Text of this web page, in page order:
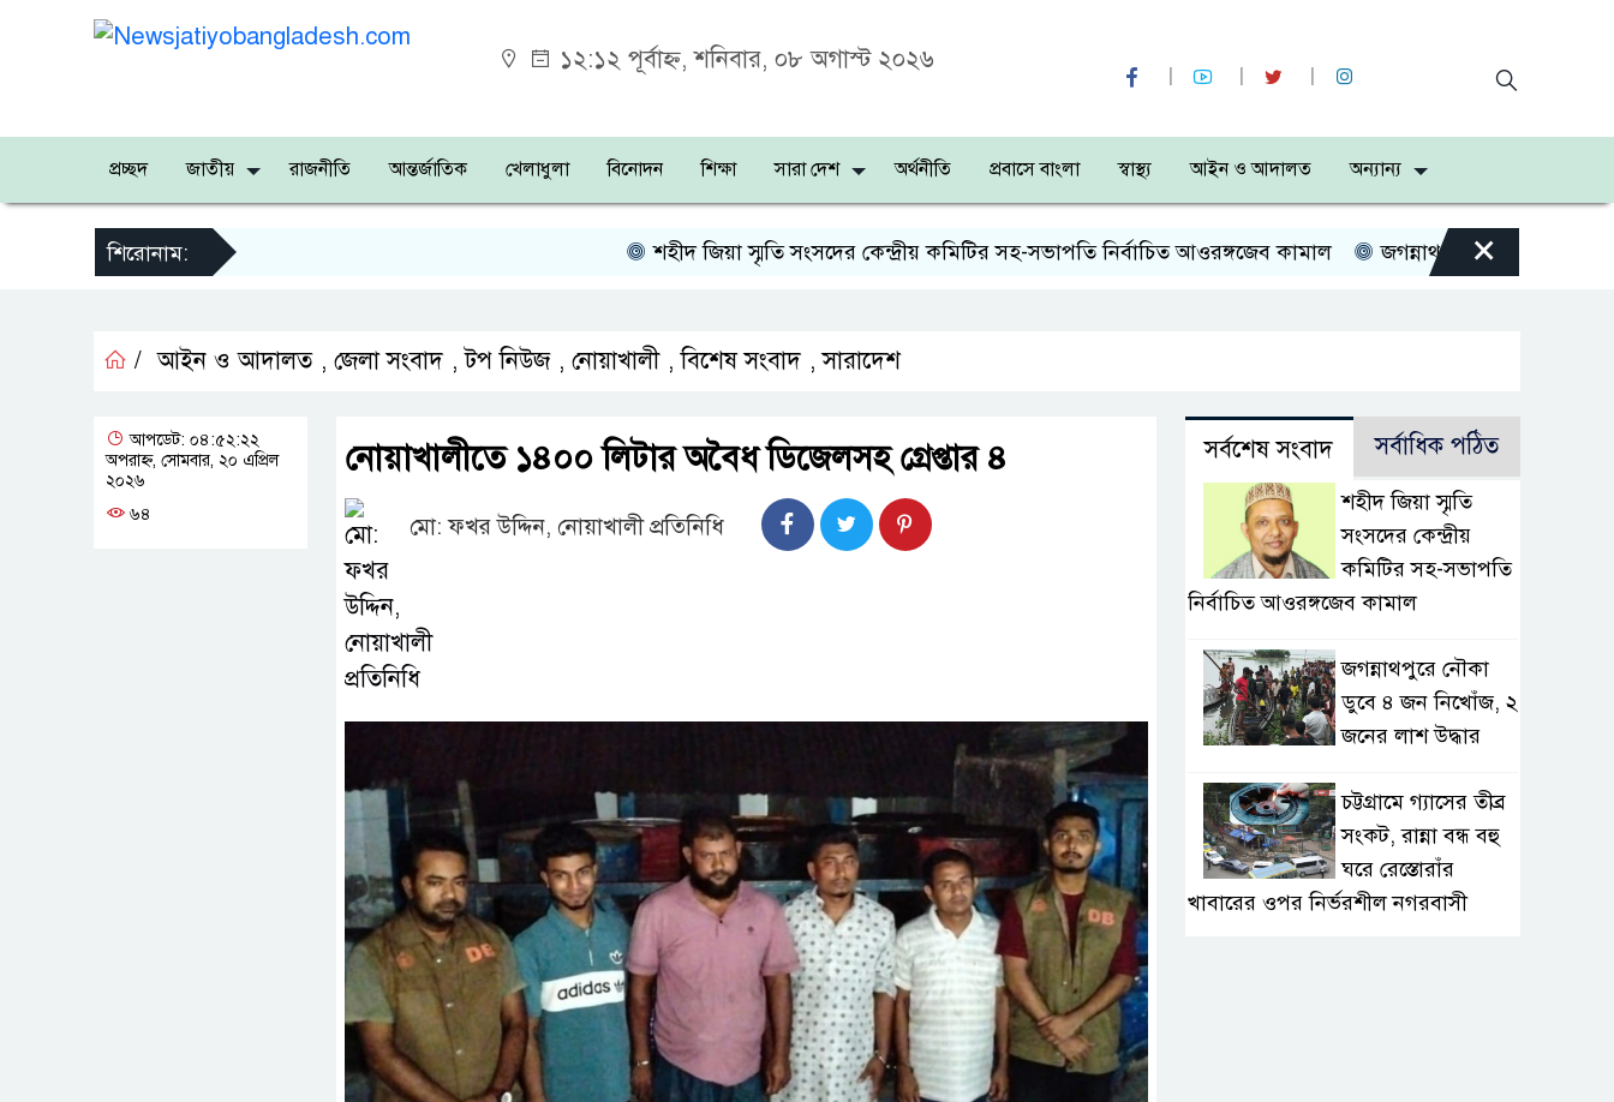
১২:১২ পূর্বাহ্ন, শনিবার, ০৮ অগাস্ট ২০২৬
প্রচ্ছদ জাতীয় রাজনীতি আন্তর্জাতিক খেলাধুলা বিনোদন শিক্ষা সারা দেশ অর্থনীতি প্রবাসে বাংলা স্বাস্থ্য আইন ও আদালত অন্যান্য
শিরোনাম: শহীদ জিয়া স্মৃতি সংসদের কেন্দ্রীয় কমিটির সহ-সভাপতি নির্বাচিত আওরঙ্গজেব কামাল জগন্নাথপুরে নৌকা ডুবে ৪ জন
×
/ আইন ও আদালত , জেলা সংবাদ ,টপ নিউজ , নোয়াখালী ,বিশেষ সংবাদ ,সারাদেশ
নোয়াখালীতে ১৪০০ লিটার অবৈধ ডিজেলসহ গ্রেপ্তার ৪
মো: ফখর উদ্দিন, নোয়াখালী প্রতিনিধি
আপডেট: ০৪:৫২:২২
অপরাহ্ন, সোমবার, ২০ এপ্রিল
২০২৬
৬৪
সর্বশেষ সংবাদ সর্বাধিক পঠিত
শহীদ জিয়া স্মৃতি
সংসদের কেন্দ্রীয়
কমিটির সহ-সভাপতি
নির্বাচিত আওরঙ্গজেব কামাল
জগন্নাথপুরে নৌকা
ডুবে ৪ জন নিখোঁজ, ২
জনের লাশ উদ্ধার
চট্টগ্রামে গ্যাসের তীব্র
সংকট, রান্না বন্ধ বহু
ঘরে রেস্তোরাঁর
খাবারের ওপর নির্ভরশীল নগরবাসী